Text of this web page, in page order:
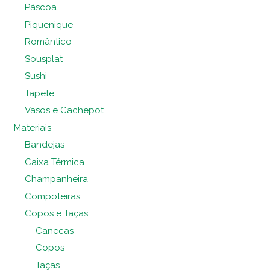
Páscoa
Piquenique
Romântico
Sousplat
Sushi
Tapete
Vasos e Cachepot
Materiais
Bandejas
Caixa Térmica
Champanheira
Compoteiras
Copos e Taças
Canecas
Copos
Taças